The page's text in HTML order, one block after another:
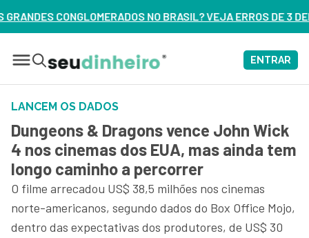
BRASIL? VEJA ERROS DE 3 DELES – ASSISTA AGORA
ENTRAR
LANCEM OS DADOS
Dungeons & Dragons vence John Wick
4 nos cinemas dos EUA, mas ainda tem
longo caminho a percorrer
O filme arrecadou US$ 38,5 milhões nos cinemas
norte-americanos, segundo dados do Box Office Mojo,
dentro das expectativas dos produtores, de US$ 30